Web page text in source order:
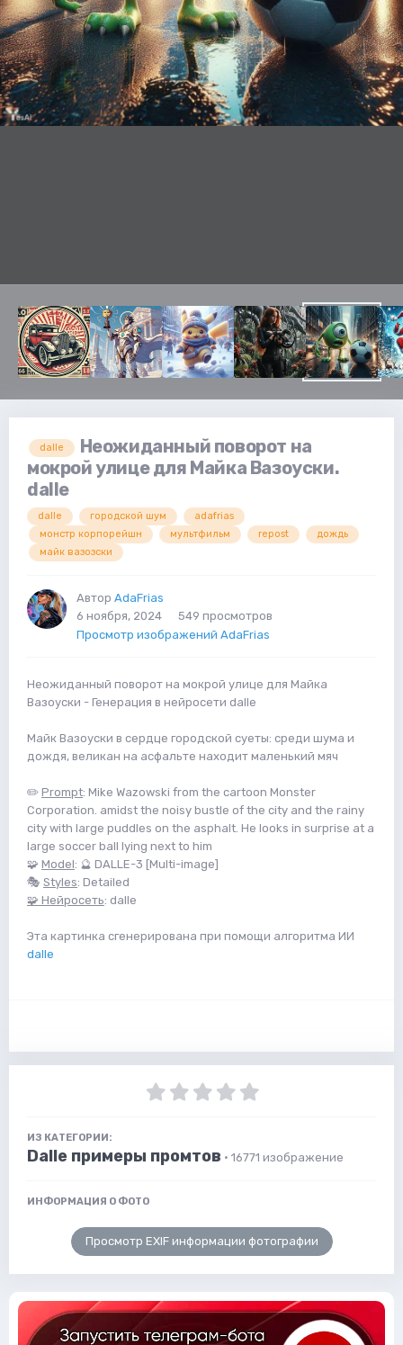
dalle
Неожиданный поворот на
мокрой улице для Майка Вазоуски.
dalle
dalle городской шум
adafrias
монстр корпорейшн
мультфильм repost
дождь
майк вазозски
Автор AdaFrias
6 ноября, 2024
549 просмотров
Просмотр изображений AdaFrias
Неожиданный поворот на мокрой улице для Майка
Вазоуски - Генерация в нейросети dalle
Майк Вазоуски в сердце городской суеты: среди шума и
дождя, великан на асфальте находит маленький мяч
✏️ Prompt: Mike Wazowski from the cartoon Monster
Corporation. amidst the noisy bustle of the city and the rainy
city with large puddles on the asphalt. He looks in surprise at a
large soccer ball lying next to him
🧩 Model: 🔮 DALLE-3 [Multi-image]
🎭 Styles: Detailed
🧩 Нейросеть: dalle
Эта картинка сгенерирована при помощи алгоритма ИИ
dalle
ИЗ КАТЕГОРИИ:
Dalle примеры промтов · 16771 изображение
ИНФОРМАЦИЯ О ФОТО
Просмотр EXIF информации фотографии